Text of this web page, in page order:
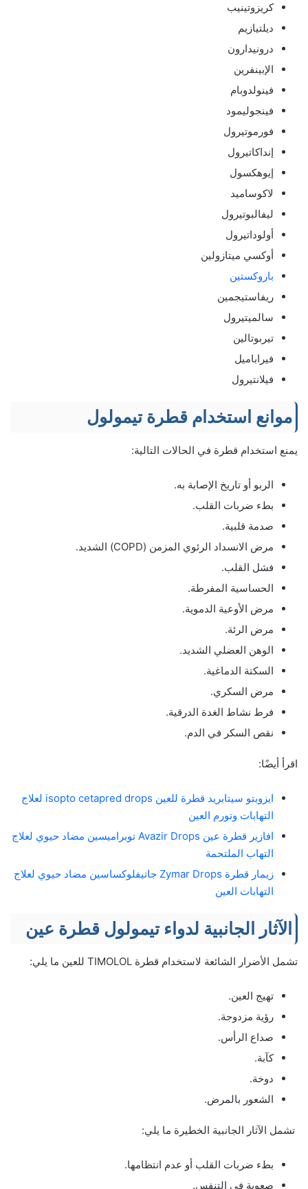
كريزوتينيب
ديلتيازيم
درونيدارون
الإبينفرين
فينولدوبام
فينجوليمود
فورموتيرول
إنداكاتيرول
إيوهكسول
لاكوساميد
ليفالبوتيرول
أولوداتيرول
أوكسي ميتازولين
باروكستين
ريفاستيجمين
سالميتيرول
تيربوتالين
فيراباميل
فيلانتيرول
موانع استخدام قطرة تيمولول
يمنع استخدام قطرة في الحالات التالية:
الربو أو تاريخ الإصابة به.
بطء ضربات القلب.
صدمة قلبية.
مرض الانسداد الرئوي المزمن (COPD) الشديد.
فشل القلب.
الحساسية المفرطة.
مرض الأوعية الدموية.
مرض الرئة.
الوهن العضلي الشديد.
السكتة الدماغية.
مرض السكري.
فرط نشاط الغدة الدرقية.
نقص السكر في الدم.
اقرأ أيضًا:
ايزوبتو سيتابريد قطرة للعين isopto cetapred drops لعلاج
التهابات وتورم العين
افازير قطرة عين Avazir Drops توبراميسين مضاد حيوي لعلاج
التهاب الملتحمة
زيمار قطرة Zymar Drops جاتيفلوكساسين مضاد حيوي لعلاج
التهابات العين
الآثار الجانبية لدواء تيمولول قطرة عين
تشمل الأضرار الشائعة لاستخدام قطرة TIMOLOL للعين ما يلي:
تهيج العين.
رؤية مزدوجة.
صداع الرأس.
كآبة.
دوخة.
الشعور بالمرض.
تشمل الآثار الجانبية الخطيرة ما يلي:
بطء ضربات القلب أو عدم انتظامها.
صعوبة في التنفس.